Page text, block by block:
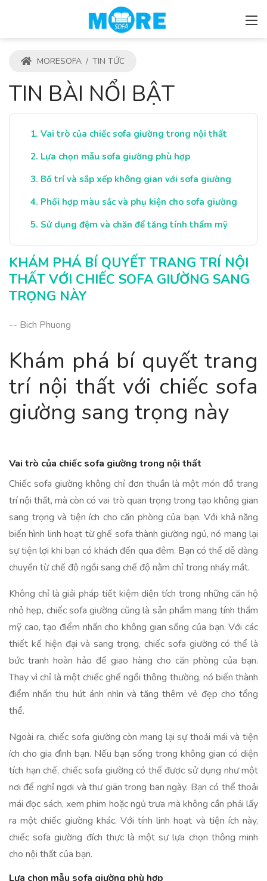
MORESOFA / TIN TỨC
TIN BÀI NỔI BẬT
Vai trò của chiếc sofa giường trong nội thất
Lựa chọn mẫu sofa giường phù hợp
Bố trí và sắp xếp không gian với sofa giường
Phối hợp màu sắc và phụ kiện cho sofa giường
Sử dụng đệm và chăn để tăng tính thẩm mỹ
KHÁM PHÁ BÍ QUYẾT TRANG TRÍ NỘI
THẤT VỚI CHIẾC SOFA GIƯỜNG SANG
TRỌNG NÀY
-- Bich Phuong
Khám phá bí quyết trang
trí nội thất với chiếc sofa
giường sang trọng này
Vai trò của chiếc sofa giường trong nội thất
Chiếc sofa giường không chỉ đơn thuần là một món đồ trang
trí nội thất, mà còn có vai trò quan trọng trong tạo không gian
sang trọng và tiện ích cho căn phòng của bạn. Với khả năng
biến hình linh hoạt từ ghế sofa thành giường ngủ, nó mang lại
sự tiện lợi khi bạn có khách đến qua đêm. Bạn có thể dễ dàng
chuyển từ chế độ ngồi sang chế độ nằm chỉ trong nháy mắt.
Không chỉ là giải pháp tiết kiệm diện tích trong những căn hộ
nhỏ hẹp, chiếc sofa giường cũng là sản phẩm mang tính thẩm
mỹ cao, tạo điểm nhấn cho không gian sống của bạn. Với các
thiết kế hiện đại và sang trọng, chiếc sofa giường có thể là
bức tranh hoàn hảo để giao hàng cho căn phòng của bạn.
Thay vì chỉ là một chiếc ghế ngồi thông thường, nó biến thành
điểm nhấn thu hút ánh nhìn và tăng thêm vẻ đẹp cho tổng
thể.
Ngoài ra, chiếc sofa giường còn mang lại sự thoải mái và tiện
ích cho gia đình bạn. Nếu bạn sống trong không gian có diện
tích hạn chế, chiếc sofa giường có thể được sử dụng như một
nơi để nghỉ ngơi và thư giãn trong ban ngày. Bạn có thể thoải
mái đọc sách, xem phim hoặc ngủ trưa mà không cần phải lấy
ra một chiếc giường khác. Với tính linh hoạt và tiện ích này,
chiếc sofa giường đích thực là một sự lựa chọn thông minh
cho nội thất của bạn.
Lựa chọn mẫu sofa giường phù hợp